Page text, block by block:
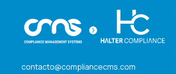
contacto@compliancecms.com